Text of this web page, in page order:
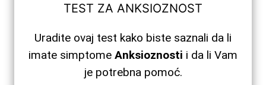
TEST ZA ANKSIOZNOST
Uradite ovaj test kako biste saznali da li
imate simptome Anksioznosti i da li Vam
je potrebna pomoć.